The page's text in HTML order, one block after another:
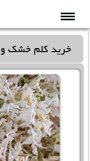
خرید کلم خشکو